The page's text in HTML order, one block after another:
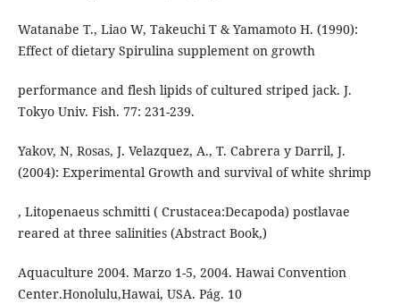
Watanabe T., Liao W, Takeuchi T & Yamamoto H. (1990):
Effect of dietary Spirulina supplement on growth
performance and flesh lipids of cultured striped jack. J.
Tokyo Univ. Fish. 77: 231-239.
Yakov, N, Rosas, J. Velazquez, A., T. Cabrera y Darril, J.
(2004): Experimental Growth and survival of white shrimp
, Litopenaeus schmitti ( Crustacea:Decapoda) postlavae
reared at three salinities (Abstract Book,)
Aquaculture 2004. Marzo 1-5, 2004. Hawai Convention
Center.Honolulu,Hawai, USA. Pág. 10